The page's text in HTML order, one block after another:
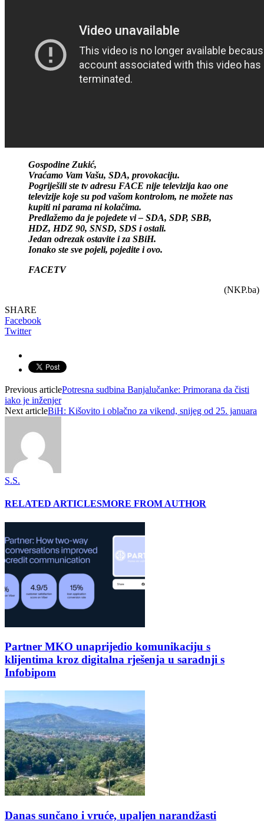
Gospodine Zukić,
Vraćamo Vam Vašu, SDA, provokaciju.
Pogriješili ste tv adresu FACE nije televizija kao one
televizije koje su pod vašom kontrolom, ne možete nas
kupiti ni parama ni kolačima.
Predlažemo da je pojedete vi – SDA, SDP, SBB,
HDZ, HDZ 90, SNSD, SDS i ostali.
Jedan odrezak ostavite i za SBiH.
Ionako ste sve pojeli, pojedite i ovo.
FACETV
(NKP.ba)
SHARE
Facebook
Twitter
Previous articlePotresna sudbina Banjalučanke: Primorana da čisti
iako je inženjer
Next articleBiH: Kišovito i oblačno za vikend, snijeg od 25. januara
S.S.
RELATED ARTICLESMORE FROM AUTHOR
Partner MKO unaprijedio komunikaciju s
klijentima kroz digitalna rješenja u saradnji s
Infobipom
Danas sunčano i vruće, upaljen narandžasti